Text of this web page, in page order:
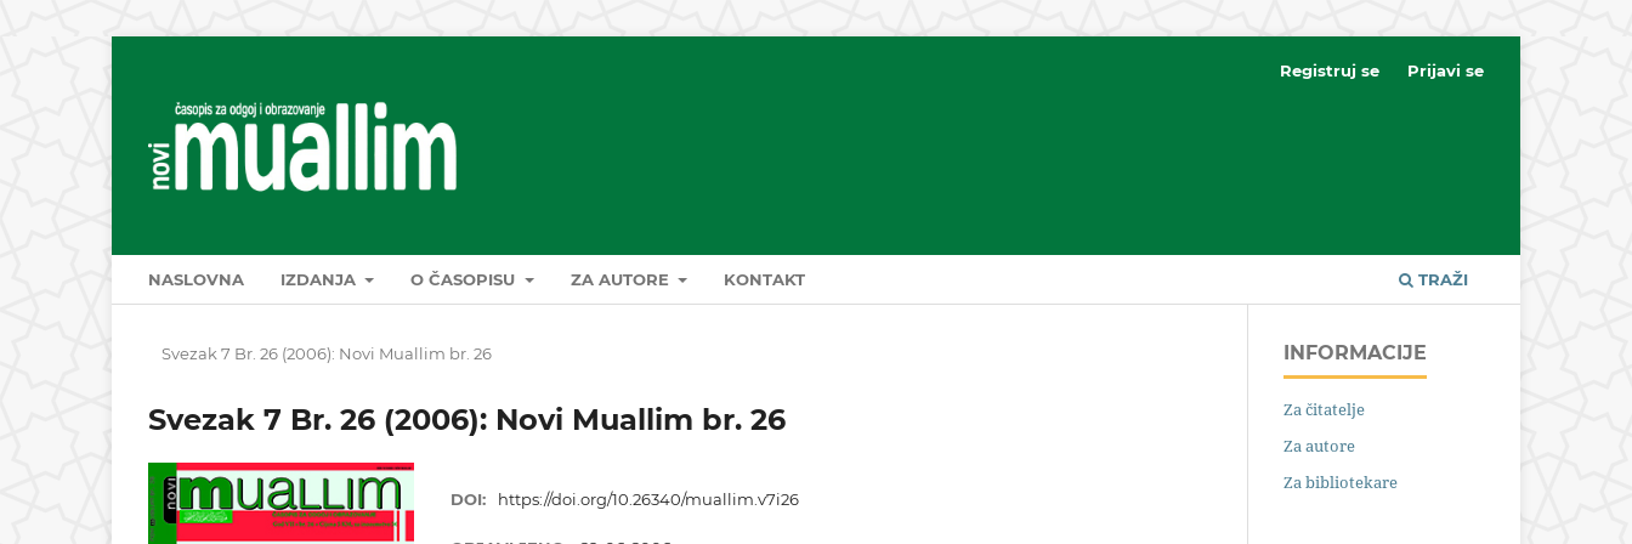
NASLOVNA IZDANJA O ČASOPISU ZA AUTORE KONTAKT TRAŽI
Registruj se Prijavi se
Svezak 7 Br. 26 (2006): Novi Muallim br. 26
Svezak 7 Br. 26 (2006): Novi Muallim br. 26
DOI: https://doi.org/10.26340/muallim.v7i26
INFORMACIJE
Za čitatelje
Za autore
Za bibliotekare